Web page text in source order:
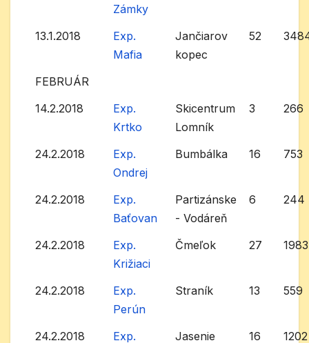
Zámky
13.1.2018
Exp.
Mafia
Jančiarov
kopec
52
FEBRUÁR
14.2.2018
Exp.
Krtko
Skicentrum
Lomník
3 266
24.2.2018
Exp.
Ondrej
Bumbálka 16 753
24.2.2018
Exp.
Baťovan
Partizánske
- Vodáreň
6 244
24.2.2018
Exp.
Križiaci
Čmeľok 27 1983
24.2.2018
Exp.
Perún
Straník 13 559
24.2.2018 Exp. Jasenie 16 1202